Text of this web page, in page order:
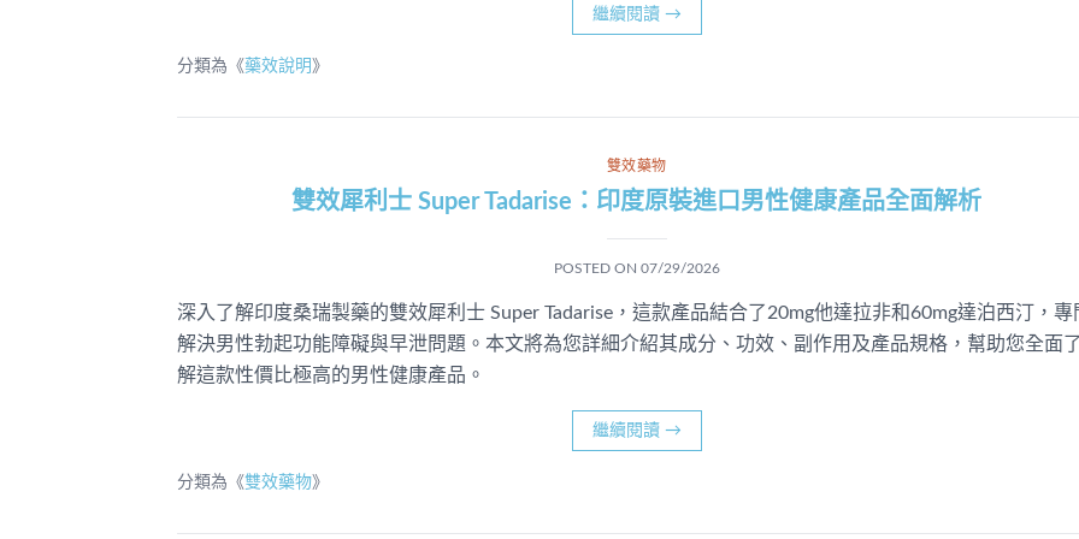
繼續閱讀 →
分類為《藥效說明 》
雙效藥物
雙效犀利士 Super Tadarise：印度原裝進口男性健康產品全面解析
POSTED ON 07/29/2026
深入了解印度桑瑞製藥的雙效犀利士 Super Tadarise，這款產品結合了20mg他達拉非和60mg達泊西汀，專
解決男性勃起功能障礙與早泄問題。本文將為您詳細介紹其成分、功效、副作用及產品規格，幫助您全面
解這款性價比極高的男性健康產品。
繼續閱讀 →
分類為《雙效藥物》